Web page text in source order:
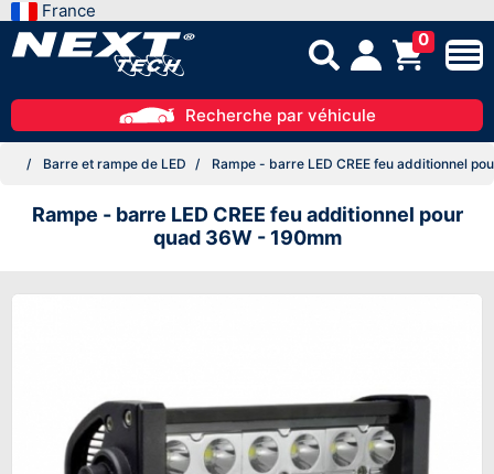
France
0
Recherche par véhicule
Barre et rampe de LED Rampe - barre LED CREE feu additionnel
Rampe - barre LED CREE feu additionnel pour
quad 36W - 190mm